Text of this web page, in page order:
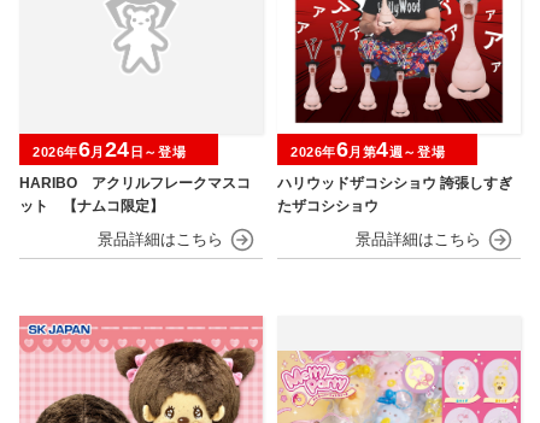
HARIBO アクリルフレークマスコ
ット 【ナムコ限定】
2026年6月 24 日～登場
ハリウッドザコシショウ 誇張しすぎ
たザコシショウ
2026年6月第4週～登場